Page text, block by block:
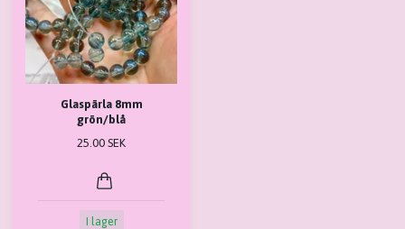
Glaspärla 8mm
grön/blå
25.00 SEK
I lager